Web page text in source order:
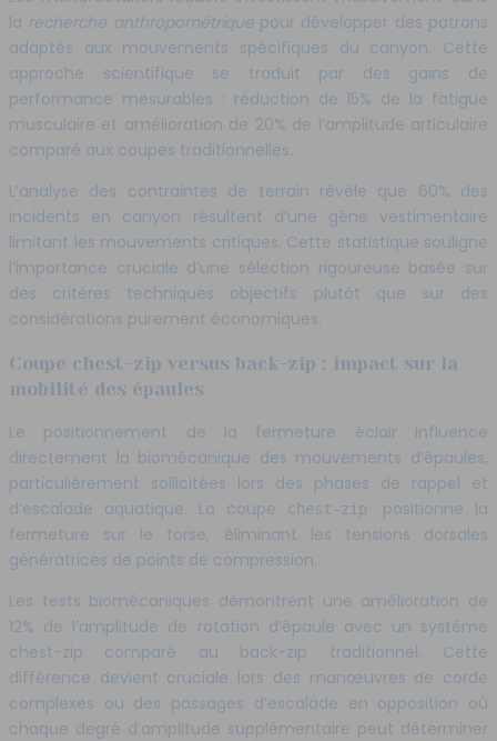
la recherche anthropométrique pour développer des patrons
adaptés aux mouvements spécifiques du canyon. Cette
approche scientifique se traduit par des gains de
performance mesurables : réduction de 15% de la fatigue
musculaire et amélioration de 20% de l’amplitude articulaire
comparé aux coupes traditionnelles.
L’analyse des contraintes de terrain révèle que 60% des
incidents en canyon résultent d’une gêne vestimentaire
limitant les mouvements critiques. Cette statistique souligne
l’importance cruciale d’une sélection rigoureuse basée sur
des critères techniques objectifs plutôt que sur des
considérations purement économiques.
Coupe chest-zip versus back-zip : impact sur la
mobilité des épaules
Le positionnement de la fermeture éclair influence
directement la biomécanique des mouvements d’épaules,
particulièrement sollicitées lors des phases de rappel et
d’escalade aquatique. La coupe
chest-zip positionne la
fermeture sur le torse, éliminant les tensions dorsales
génératrices de points de compression.
Les tests biomécaniques démontrent une amélioration de
12% de l’amplitude de rotation d’épaule avec un système
chest-zip comparé au back-zip traditionnel. Cette
différence devient cruciale lors des manœuvres de corde
complexes ou des passages d’escalade en opposition où
chaque degré d’amplitude supplémentaire peut déterminer